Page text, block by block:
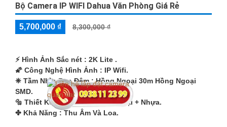
Bộ Camera IP WIFI Dahua Văn Phòng Giá Rẻ
5,700,000 ₫ 8,300,000 ₫
️⚡ Hình Ảnh Sắc nét : 2K Lite .
🌠 Công Nghệ Hình Ảnh : IP Wifi.
❈ Tầm Nhìn Ban Đêm :Hồng Ngoại 30m Hồng Ngoại
SMD.
🔩 Thiết Kế CameraDome Kim loại + Nhựa.
️✤ Khả Năng :Thu Âm Và Loa.